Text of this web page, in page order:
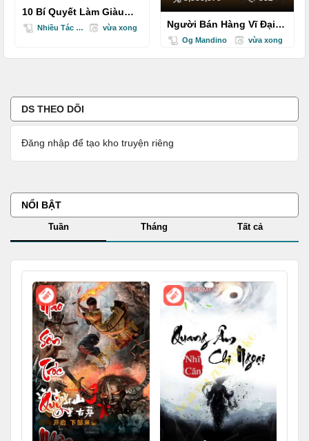
10 Bí Quyết Làm Giàu
Của Người Do Thái
Nhiều Tác Giả vừa xong
Người Bán Hàng Vĩ Đại
Nhất Thế Giới
Og Mandino vừa xong
DS THEO DÕI
Đăng nhập để tạo kho truyện riêng
NỔI BẬT
Tuần Tháng Tất cả